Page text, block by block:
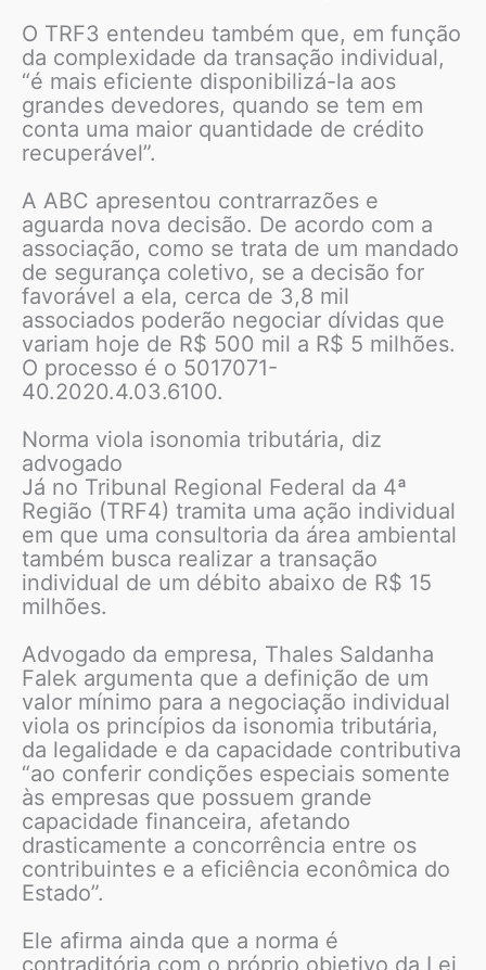
O TRF3 entendeu também que, em função
da complexidade da transação individual,
“é mais eficiente disponibilizá-la aos
grandes devedores, quando se tem em
conta uma maior quantidade de crédito
recuperável”.
A ABC apresentou contrarrazões e
aguarda nova decisão. De acordo com a
associação, como se trata de um mandado
de segurança coletivo, se a decisão for
favorável a ela, cerca de 3,8 mil
associados poderão negociar dívidas que
variam hoje de R$ 500 mil a R$ 5 milhões.
O processo é o 5017071-
40.2020.4.03.6100.
Norma viola isonomia tributária, diz
advogado
Já no Tribunal Regional Federal da 4ª
Região (TRF4) tramita uma ação individual
em que uma consultoria da área ambiental
também busca realizar a transação
individual de um débito abaixo de R$ 15
milhões.
Advogado da empresa, Thales Saldanha
Falek argumenta que a definição de um
valor mínimo para a negociação individual
viola os princípios da isonomia tributária,
da legalidade e da capacidade contributiva
“ao conferir condições especiais somente
às empresas que possuem grande
capacidade financeira, afetando
drasticamente a concorrência entre os
contribuintes e a eficiência econômica do
Estado”.
Ele afirma ainda que a norma é
contraditória com o próprio objetivo da Lei